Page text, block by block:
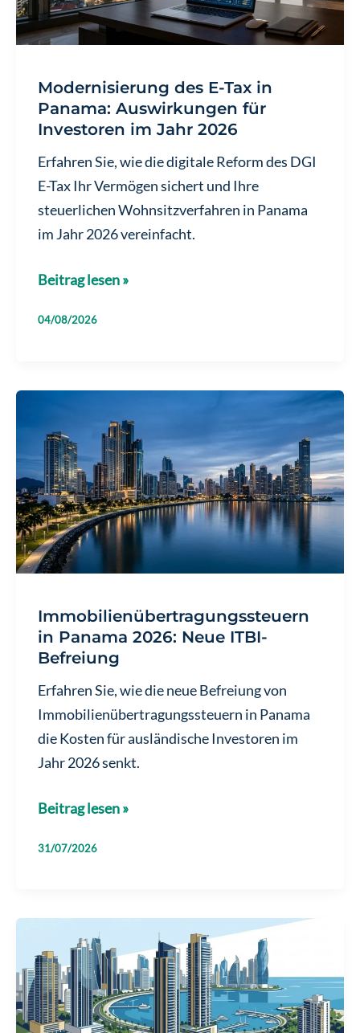
Modernisierung des E-Tax in
Panama: Auswirkungen für
Investoren im Jahr 2026
Erfahren Sie, wie die digitale Reform des DGI
E-Tax Ihr Vermögen sichert und Ihre
steuerlichen Wohnsitzverfahren in Panama
im Jahr 2026 vereinfacht.
Modernisierung
E-
Auswirkungen
für
Investoren
im
Jahr
2026
Beitrag lesen »
04/08/2026
Immobilienübertragungssteuern
in Panama 2026: Neue ITBI-
Befreiung
Erfahren Sie, wie die neue Befreiung von
Immobilienübertragungssteuern in Panama
die Kosten für ausländische Investoren im
Jahr 2026 senkt.
Immobilienübertragungssteuern
Panama
Befreiung
Beitrag lesen »
31/07/2026